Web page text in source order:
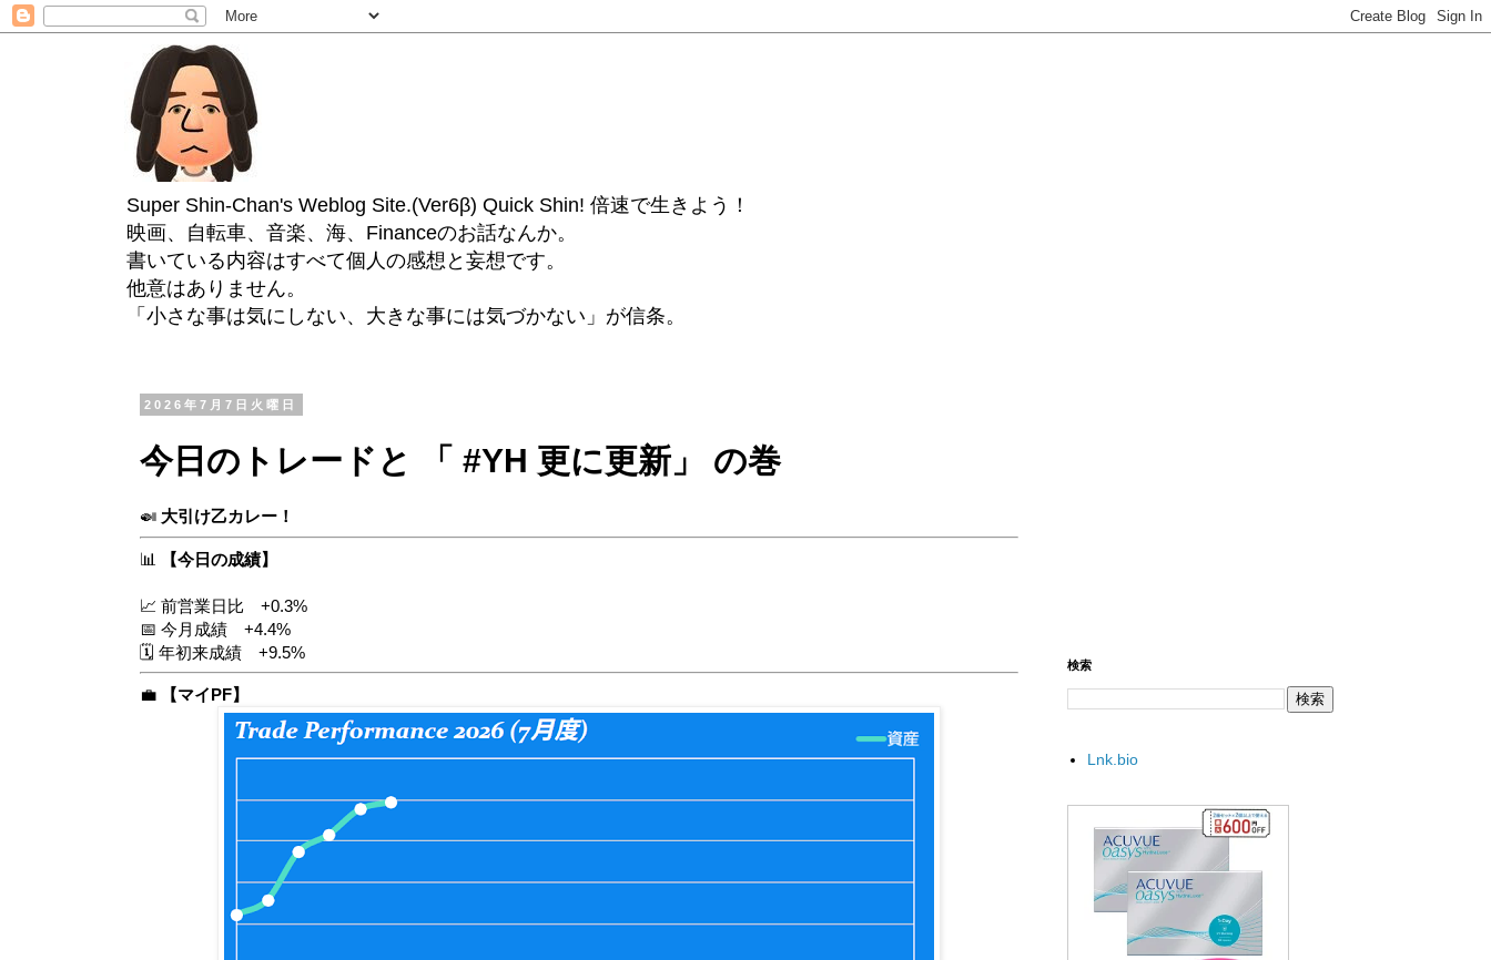
Super Shin-Chan's Weblog Site.(Ver6β) Quick Shin! 倍速で生きよう！
映画、自転車、音楽、海、Financeのお話なんか。
書いている内容はすべて個人の感想と妄想です。
他意はありません。
「小さな事は気にしない、大きな事には気づかない」が信条。
2026年7月7日火曜日
今日のトレードと 「 #YH 更に更新」 の巻
🍛 大引け乙カレー！
📊 【今日の成績】
📈 前営業日比 +0.3%
📅 今月成績 +4.4%
🗓️ 年初来成績 +9.5%
💼 【マイPF】
検索
Lnk.bio